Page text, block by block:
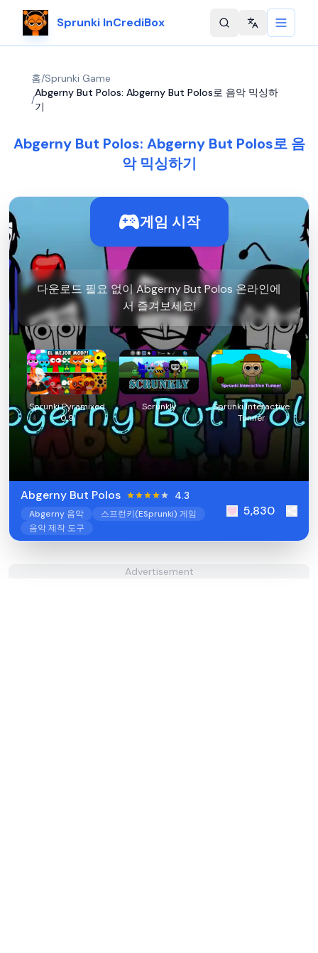
Sprunki InCrediBox Change
홈/Sprunki Game
/
Abgerny But Polos: Abgerny But Polos로 음악 믹싱하
기
Abgerny But Polos: Abgerny But Polos로 음
악 믹싱하기
게임 시작
다운로드 필요 없이 Abgerny But Polos 온라인에
서 즐겨보세요!
Sprunki Pyramixed
0.9
Scrunkly
Sprunki Interactive
Tunner
Abgerny But Polos 4.3
Abgerny 음악
스프런키(ESprunki) 게임
음악 제작 도구
5,830
Advertisement